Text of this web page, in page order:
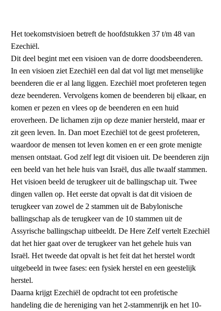
Het toekomstvisioen betreft de hoofdstukken 37 t/m 48 van
Ezechiël.
Dit deel begint met een visioen van de dorre doodsbeenderen.
In een visioen ziet Ezechiël een dal dat vol ligt met menselijke
beenderen die er al lang liggen. Ezechiël moet profeteren tegen
deze beenderen. Vervolgens komen de beenderen bij elkaar, en
komen er pezen en vlees op de beenderen en een huid
eroverheen. De lichamen zijn op deze manier hersteld, maar er
zit geen leven. In. Dan moet Ezechiël tot de geest profeteren,
waardoor de mensen tot leven komen en er een grote menigte
mensen ontstaat. God zelf legt dit visioen uit. De beenderen zijn
een beeld van het hele huis van Israël, dus alle twaalf stammen.
Het visioen beeld de terugkeer uit de ballingschap uit. Twee
dingen vallen op. Het eerste dat opvalt is dat dit visioen de
terugkeer van zowel de 2 stammen uit de Babylonische
ballingschap als de terugkeer van de 10 stammen uit de
Assyrische ballingschap uitbeeldt. De Here Zelf vertelt Ezechiël
dat het hier gaat over de terugkeer van het gehele huis van
Israël. Het tweede dat opvalt is het feit dat het herstel wordt
uitgebeeld in twee fases: een fysiek herstel en een geestelijk
herstel.
Daarna krijgt Ezechiël de opdracht tot een profetische
handeling die de hereniging van het 2-stammenrijk en het 10-